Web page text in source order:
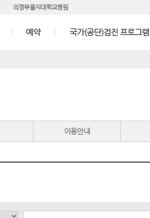
의정부을지대학교병원
예약 국가(공단)검진 프로그램
이용안내